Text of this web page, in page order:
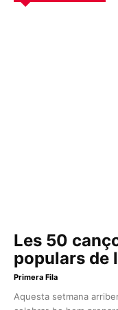
Les 50
populars de
Primera Fila
Aquesta setmana